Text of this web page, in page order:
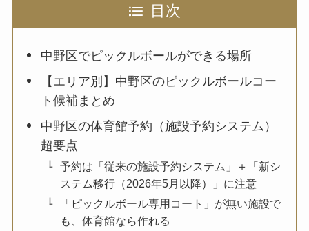
目次
中野区でピックルボールができる場所
【エリア別】中野区のピックルボールコー
ト候補まとめ
中野区の体育館予約（施設予約システム）
超要点
予約は「従来の施設予約システム」＋「新シ
ステム移行（2026年5月以降）」に注意
「ピックルボール専用コート」が無い施設で
も、体育館なら作れる